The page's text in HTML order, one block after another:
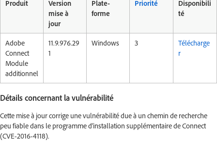
Produit
Version
mise à
jour
Plate-
forme
Priorité
Disponibili
té
Adobe
Connect
Module
additionnel
11.9.976.29
1
Windows 3
Télécharge
r
Détails concernant la vulnérabilité
Cette mise à jour corrige une vulnérabilité due à un chemin de recherche
peu fiable dans le programme d’installation supplémentaire de Connect
(CVE-2016-4118).